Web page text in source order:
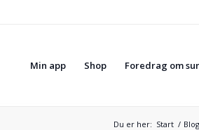
Min app Shop Foredrag om
Du er her: Start /